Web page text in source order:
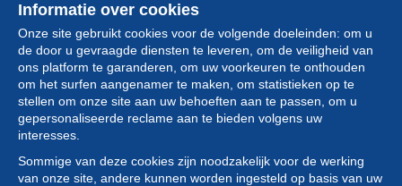
Informatie over cookies
Onze site gebruikt cookies voor de volgende doeleinden: om u
de door u gevraagde diensten te leveren, om de veiligheid van
ons platform te garanderen, om uw voorkeuren te onthouden
om het surfen aangenamer te maken, om statistieken op te
stellen om onze site aan uw behoeften aan te passen, om u
gepersonaliseerde reclame aan te bieden volgens uw
interesses.
Sommige van deze cookies zijn noodzakelijk voor de werking
van onze site, andere kunnen worden ingesteld op basis van uw
Collectie
Nieuws